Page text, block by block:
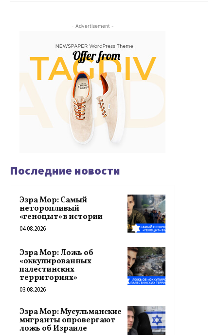
- Advertisement -
Последние новости
Эзра Мор: Самый
неторопливый
«геноцыт» в истории
04.08.2026
Эзра Мор: Ложь об
«оккупированных
палестинских
территориях»
03.08.2026
Эзра Мор: Мусульманские
мигранты опровергают
ложь об Израиле